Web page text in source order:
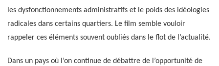
les dysfonctionnements administratifs et le poids des idéologies
radicales dans certains quartiers. Le film semble vouloir
rappeler ces éléments souvent oubliés dans le flot de l’actualité.
Dans un pays où l’on continue de débattre de l’opportunité de